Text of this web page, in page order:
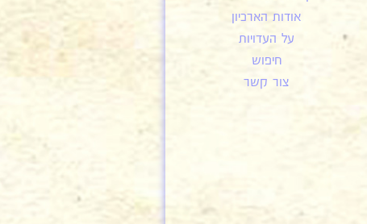
אודות הארכיון
על העדויות
חיפוש
צור קשר